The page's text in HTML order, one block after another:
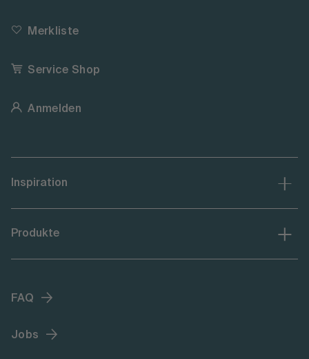
Merkliste
Service Shop
Anmelden
Inspiration
Produkte
FAQ
Jobs